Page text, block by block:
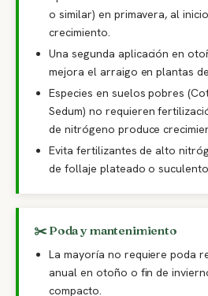
o similar) en primavera, al
crecimiento.
Una segunda aplicación en
mejora el arraigo en plantas
Especies en suelos pobres
Sedum) no requieren
de nitrógeno produce
Evita fertilizantes de alto
de follaje plateado o
✂️ Poda y mantenimiento
La mayoría no requiere poda
anual en otoño o fin de
compacto.